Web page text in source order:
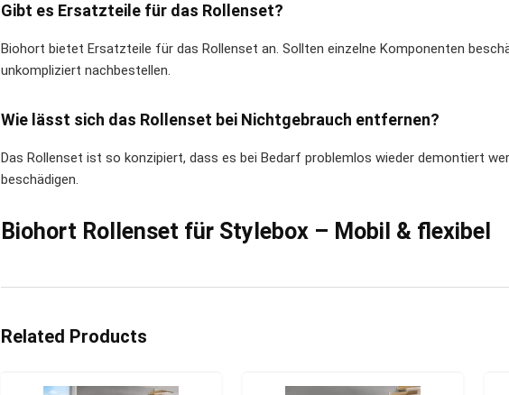
Gibt es Ersatzteile für das Rollenset?
Biohort bietet Ersatzteile für das Rollenset an. Sollten einzelne Komponenten
unkompliziert nachbestellen.
Wie lässt sich das Rollenset bei Nichtgebrauch entfernen?
Das Rollenset ist so konzipiert, dass es bei Bedarf problemlos wieder demontiert
beschädigen.
Biohort Rollenset für Stylebox – Mobil & flexibel
Related Products